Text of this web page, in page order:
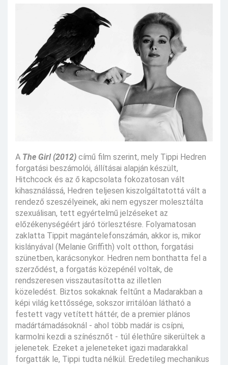
A The Girl (2012) című film szerint, mely Tippi Hedren
forgatási beszámolói, állításai alapján készült,
Hitchcock és az ő kapcsolata fokozatosan vált
kihasználássá, Hedren teljesen kiszolgáltatottá vált a
rendező szeszélyeinek, aki nem egyszer molesztálta
szexuálisan, tett egyértelmű jelzéseket az
előzékenységéért járó törlesztésre. Folyamatosan
zaklatta Tippit magántelefonszámán, akkor is, mikor
kislányával (Melanie Griffith) volt otthon, forgatási
szünetben, karácsonykor. Hedren nem bonthatta fel a
szerződést, a forgatás közepénél voltak, de
rendszeresen visszautasította az illetlen
közeledést. Biztos sokaknak feltűnt a Madarakban a
képi világ kettőssége, sokszor irritálóan látható a
festett vagy vetített háttér, de a premier plános
madártámadásoknál - ahol több madár is csípni,
karmolni kezdi a színésznőt - túl élethűre sikerültek a
jelenetek. Ezeket a jeleneteket igazi madarakkal
forgatták le, Tippi tudta nélkül. Eredetileg mechanikus